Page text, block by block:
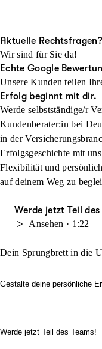
Aktuelle Rechtsfragen?
Wir sind für Sie da!
Echte Google
Unsere Kunden teilen
Erfolg beginnt mit dir.
Werde selbstständige/r
Kundenberater:in bei
in der
Erfolgsgeschichte mit
Flexibilität und
auf deinem Weg zu
Werde jetzt Teil des
Ansehen · 1:22
Dein Sprungbrett in die
Gestalte deine persönliche
Team, das durch
Werde jetzt Teil des Teams!